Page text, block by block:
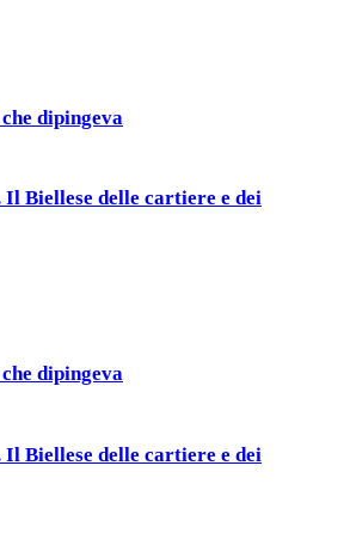
dipingeva
Biellese delle cartiere e dei
dipingeva
Biellese delle cartiere e dei